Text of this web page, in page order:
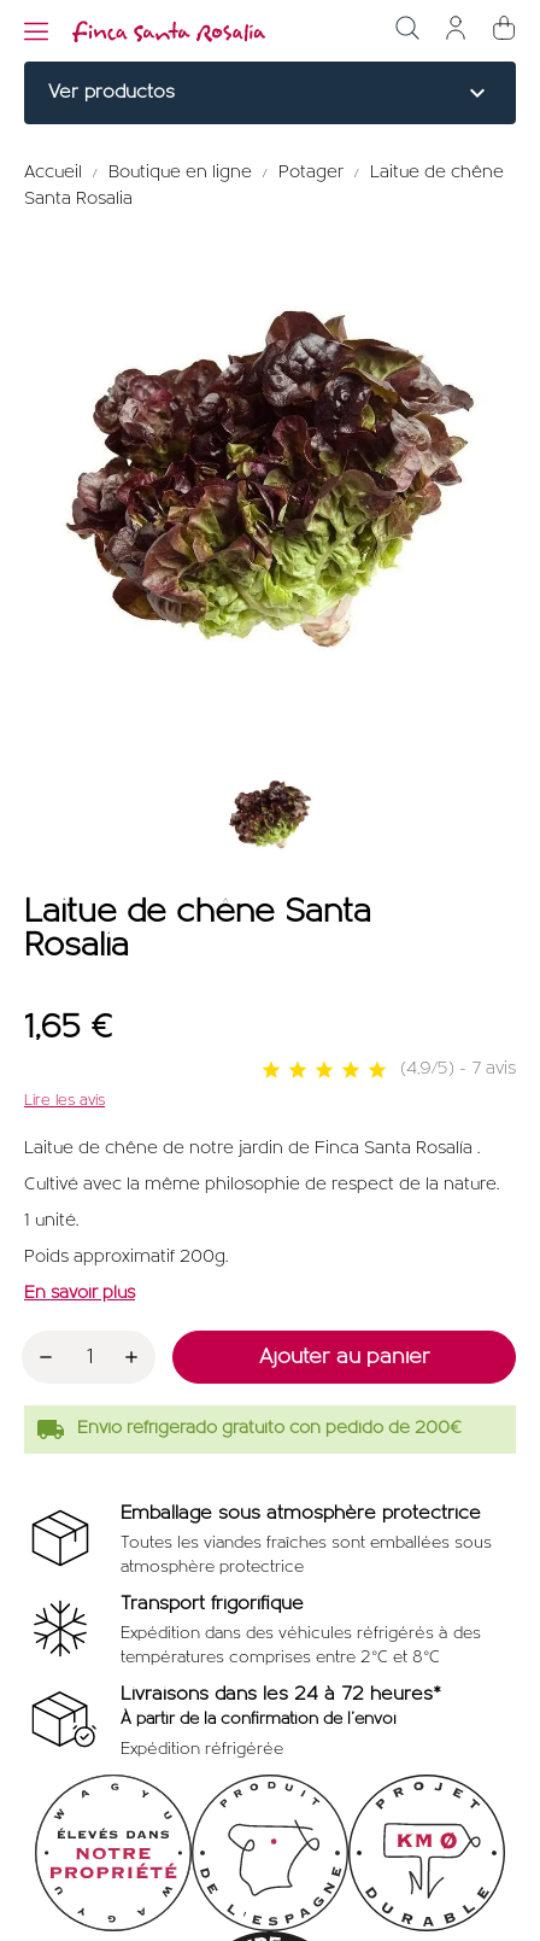
Ver productos expand_more
BURGERS
MENU TITLE
PERDRIX ROUGE
MENU TITLE
OFFRES
Accueil Boutique en ligne Potager
Laitue de chêne
Santa Rosalia
Laitue de chêne Santa
Rosalia
1,65 €
(4,9/5) - 7 avis
Lire les avis
Laitue de chêne de notre jardin de Finca Santa Rosalía .
Cultivé avec la même philosophie de respect de la nature.
1 unité.
Poids approximatif 200g.
En savoir plus
Ajouter au panier
local_shipping Envío refrigerado gratuito con pedido de 200€
Emballage sous atmosphère protectrice
Toutes les viandes fraîches sont emballées sous
atmosphère protectrice
Transport frigorifique
Expédition dans des véhicules réfrigérés à des
températures comprises entre 2°C et 8°C
Livraisons dans les 24 à 72 heures*
À partir de la confirmation de l'envoi
Expédition réfrigérée